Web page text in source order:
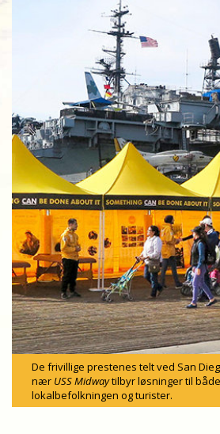
De frivillige prestenes telt ved San
nær USS Midwaytilbyr løsninger til både
lokalbefolkningen og turister.